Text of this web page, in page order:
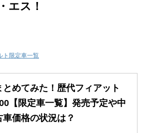
エス！
ト限定車一覧
とめてみた！歴代フィアット
【限定車一覧】発売予定や中
車価格の状況は？